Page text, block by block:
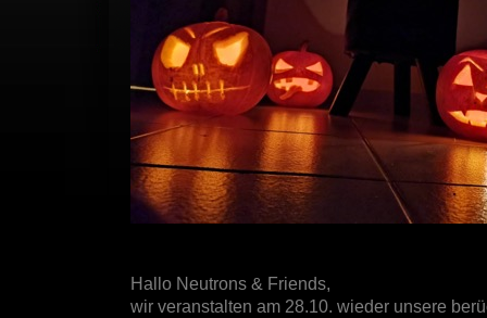
Hallo Neutrons & Friends,
wir veranstalten am 28.10. wieder unsere